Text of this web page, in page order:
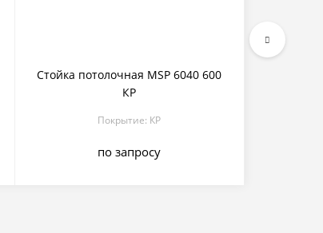
Стойка потолочная MSP 6040 600
КР
Покрытие: КР
по запросу